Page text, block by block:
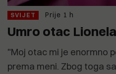
SVIJET Prije 1 h
Umro otac
"Moj otac mi je enormno
prema meni. Zbog toga